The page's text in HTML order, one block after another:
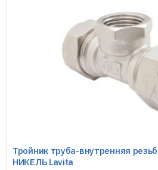
Тройник труба-внутренняя
НИКЕЛЬ Lavita